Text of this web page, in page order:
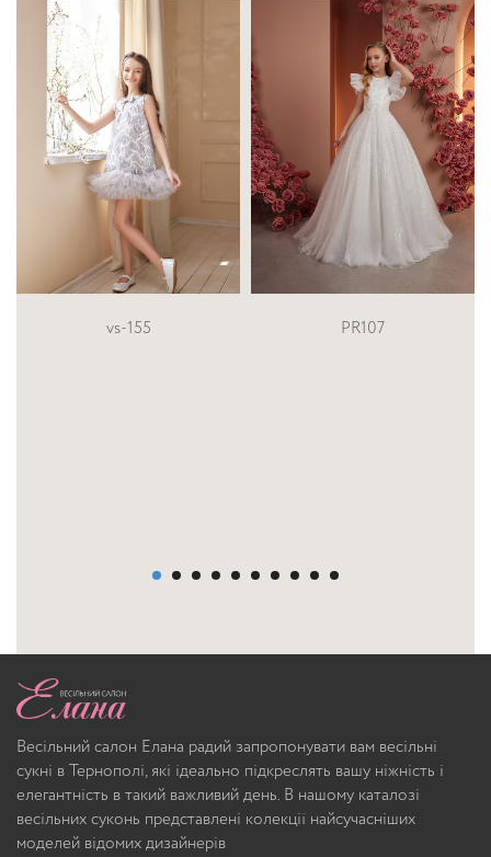
Весільний салон Елана радий запропонувати вам весільні
сукні в Тернополі, які ідеально підкреслять вашу ніжність і
елегантність в такий важливий день. В нашому каталозі
весільних суконь представлені колекції найсучасніших
моделей відомих дизайнерів